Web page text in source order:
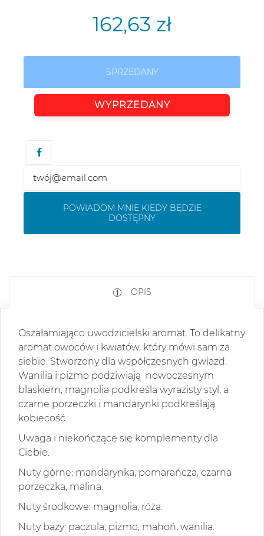
162,63 zł
SPRZEDANY
WYPRZEDANY
POWIADOM MNIE KIEDY BĘDZIE
DOSTĘPNY
OPIS
Oszałamiająco uwodzicielski aromat. To delikatny
aromat owoców i kwiatów, który mówi sam za
siebie. Stworzony dla współczesnych gwiazd.
Wanilia i piżmo podziwiają nowoczesnym
blaskiem, magnolia podkreśla wyrazisty styl, a
czarne porzeczki i mandarynki podkreślają
kobiecość.
Uwaga i niekończące się komplementy dla
Ciebie.
Nuty górne: mandarynka, pomarańcza, czarna
porzeczka, malina.
Nuty środkowe: magnolia, róża.
Nuty bazy: paczula, piżmo, mahoń, wanilia.